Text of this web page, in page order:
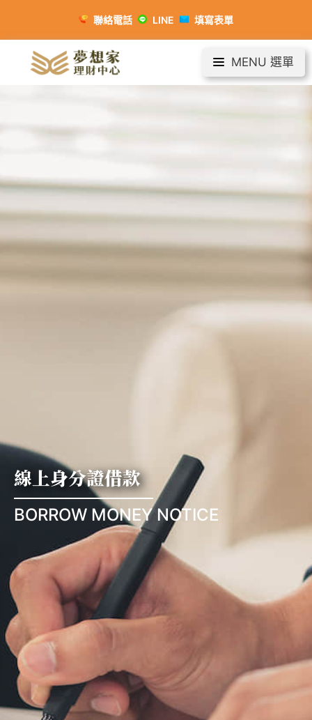
聯絡電話 LINE 填寫表單
MENU 選單
線上身分證借款
BORROW MONEY NOTICE